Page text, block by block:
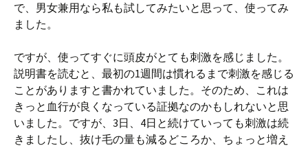
で、男女兼用なら私も試してみたいと思って、使ってみ
ました。
ですが、使ってすぐに頭皮がとても刺激を感じました。
説明書を読むと、最初の1週間は慣れるまで刺激を感じる
ことがありますと書かれていました。そのため、これは
きっと血行が良くなっている証拠なのかもしれないと思
いました。ですが、3日、4日と続けていっても刺激は続
きましたし、抜け毛の量も減るどころか、ちょっと増え